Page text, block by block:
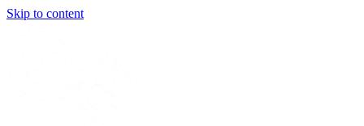
Skip to content